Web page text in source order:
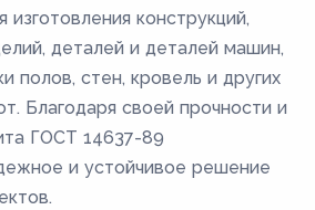
изготовления конструкций,
деталей и деталей машин,
полов, стен, кровель и других
Благодаря своей прочности и
ГОСТ 14637-89
и устойчивое решение